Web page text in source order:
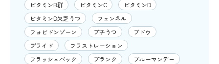
ビタミンB群
ビタミンC
ビタミンD
ビタミンD欠乏うつ
フェンネル
フォビドンゾーン
プチうつ
ブドウ
プライド
フラストレーション
フラッシュバック
プランク
ブルーマンデー